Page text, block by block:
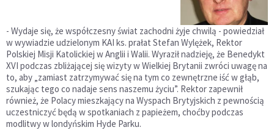
- Wydaje się, że współczesny świat zachodni żyje chwilą - powiedział
w wywiadzie udzielonym KAI ks. prałat Stefan Wylężek, Rektor
Polskiej Misji Katolickiej w Anglii i Walii. Wyraził nadzieję, że Benedykt
XVI podczas zbliżającej się wizyty w Wielkiej Brytanii zwróci uwagę na
to, aby „zamiast zatrzymywać się na tym co zewnętrzne iść w głąb,
szukając tego co nadaje sens naszemu życiu”. Rektor zapewnił
również, że Polacy mieszkający na Wyspach Brytyjskich z pewnością
uczestniczyć będą w spotkaniach z papieżem, choćby podczas
modlitwy w londyńskim Hyde Parku.